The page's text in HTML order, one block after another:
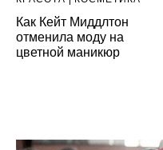
Как Кейт Миддлтон
отменила моду на
цветной маникюр